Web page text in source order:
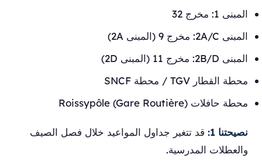
المبنى 1: مخرج 32
المبنى 2A/C: مخرج 9 (المبنى 2A)
المبنى 2B/D: مخرج 11 (المبنى 2D)
محطة القطار TGV / محطة SNCF
محطة حافلات Roissypôle (Gare Routière)
نصيحتنا 1:
قد تتغير جداول المواعيد خلال فصل الصيف
والعطلات المدرسية.